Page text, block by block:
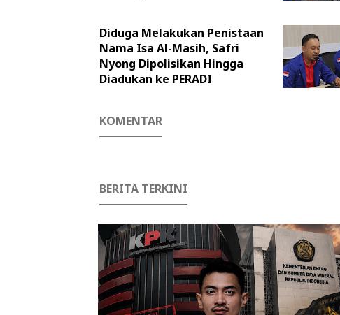
Diduga Melakukan Penistaan
Nama Isa Al-Masih, Safri
Nyong Dipolisikan Hingga
Diadukan ke PERADI
KOMENTAR
BERITA TERKINI